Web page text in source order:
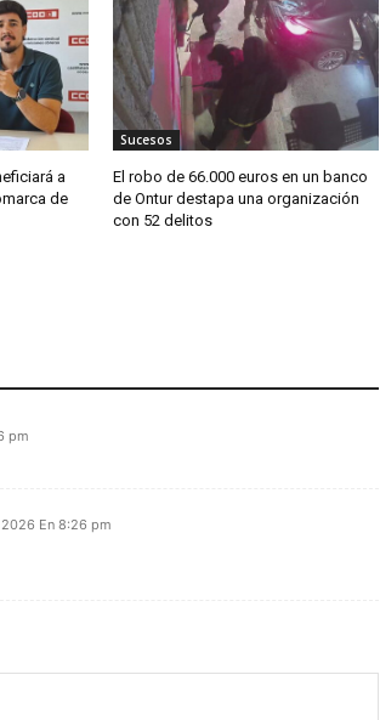
a
de
Sucesos
El robo de 66.000 euros en un banco
de Ontur destapa una organización
con 52 delitos
pm
En 8:26 pm